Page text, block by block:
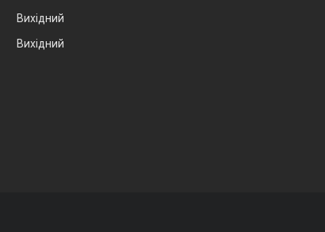
Вихідний
Вихідний